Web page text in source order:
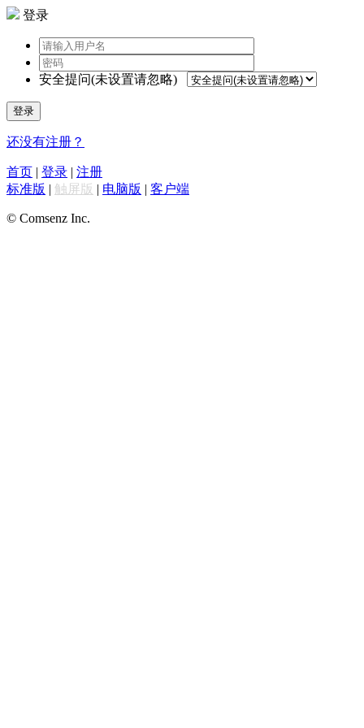
登录
安全提问(未设置请忽略)
登录
还没有注册？
首页 | 登录 | 注册
标准版 | 触屏版 | 电脑版 | 客户端
© Comsenz Inc.